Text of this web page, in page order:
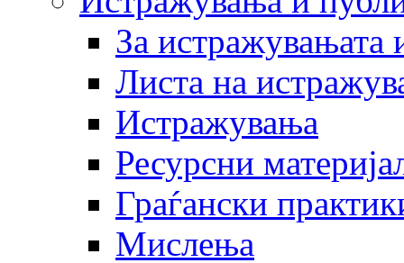
За истражувањата
Листа на
Истражувања
Ресурсни
Граѓански
Мислења